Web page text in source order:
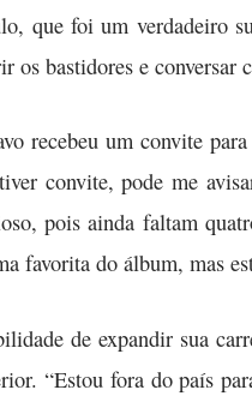
que foi um verdadeiro
os bastidores e conversar
recebeu um convite
convite, pode me
pois ainda faltam
favorita do álbum, mas
de expandir sua
“Estou fora do país